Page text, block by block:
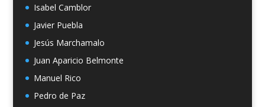
Isabel Camblor
Javier Puebla
Jesús Marchamalo
Juan Aparicio Belmonte
Manuel Rico
Pedro de Paz